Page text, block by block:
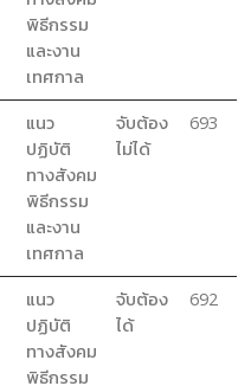
พิธีกรรม
และงาน
เทศกาล
แนว
ปฏิบัติ
ทางสังคม
พิธีกรรม
และงาน
เทศกาล
จับต้อง
ไม่ได้
693
แนว
ปฏิบัติ
ทางสังคม
พิธีกรรม
จับต้อง
ได้
692